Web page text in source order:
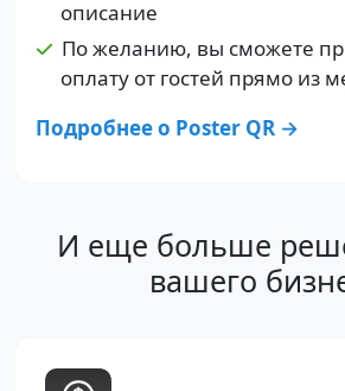
описание
По желанию, вы сможете
оплату от гостей прямо из
Подробнее о Poster QR →
И еще больше
вашего